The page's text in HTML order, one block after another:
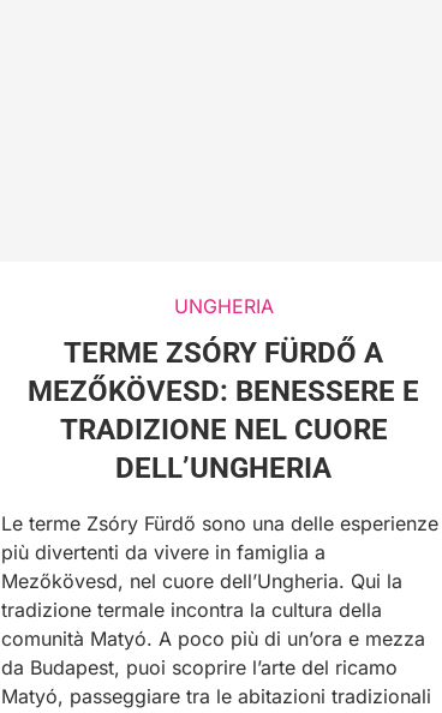
UNGHERIA
TERME ZSÓRY FÜRDŐ A
MEZŐKÖVESD: BENESSERE E
TRADIZIONE NEL CUORE
DELL’UNGHERIA
Le terme Zsóry Fürdő sono una delle esperienze
più divertenti da vivere in famiglia a
Mezőkövesd, nel cuore dell’Ungheria. Qui la
tradizione termale incontra la cultura della
comunità Matyó. A poco più di un’ora e mezza
da Budapest, puoi scoprire l’arte del ricamo
Matyó, passeggiare tra le abitazioni tradizionali